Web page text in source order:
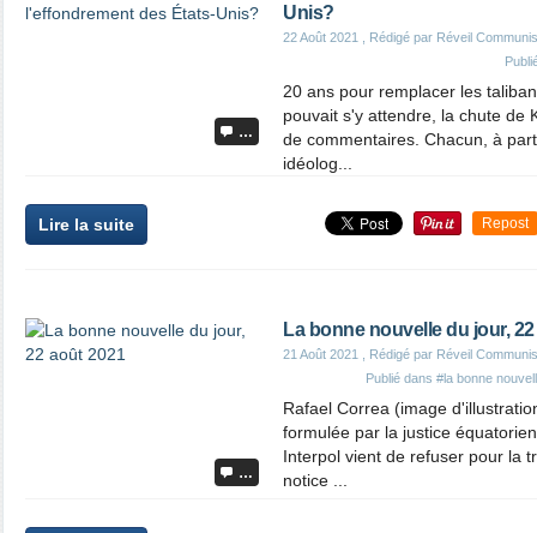
…
Unis?
22 Août 2021
, Rédigé par Réveil
20 ans pour remplacer les
pouvait s'y attendre, la chute de
de commentaires. Chacun, à
idéolog...
Lire la suite Repost
…
La bonne nouvelle du jour,
21 Août 2021
, Rédigé par Réveil
Publié dans #la bonne
Rafael Correa (image
formulée par la justice
Interpol vient de refuser pour la
notice ...